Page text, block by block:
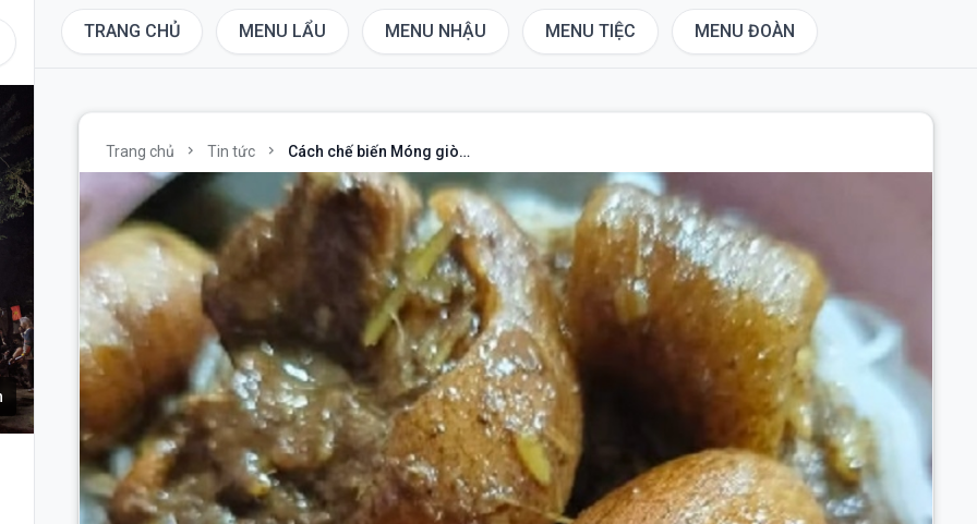
TRANG CHỦ MENU LẨU MENU NHẬU MENU TIỆC MENU ĐOÀN
Trang chủ chevron_right Tin tức chevron_right Cách chế biến Móng giò…